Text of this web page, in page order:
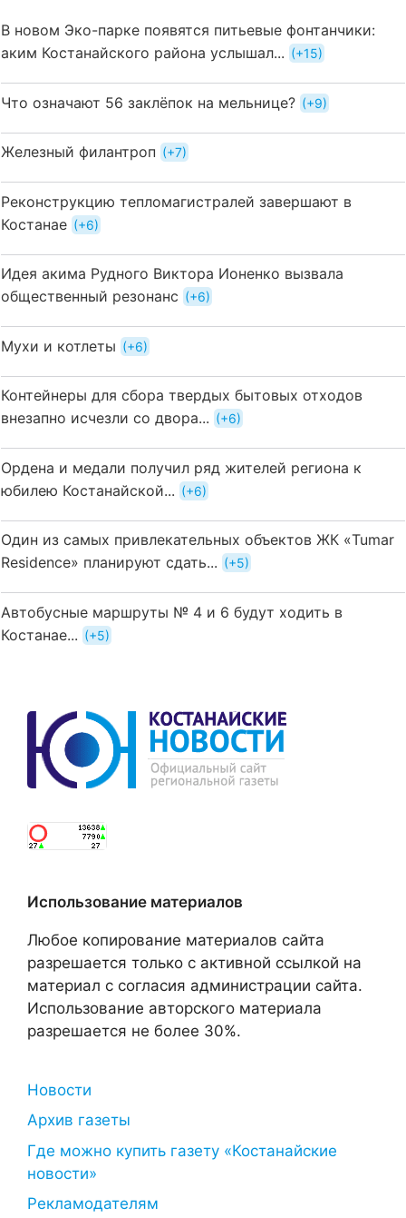
В новом Эко-парке появятся питьевые фонтанчики:
аким Костанайского района услышал...
+15
Что означают 56 заклёпок на мельнице? +9
Железный филантроп +7
Реконструкцию тепломагистралей завершают в
Костанае
+6
Идея акима Рудного Виктора Ионенко вызвала
общественный резонанс
+6
Мухи и котлеты +6
Контейнеры для сбора твердых бытовых отходов
внезапно исчезли со двора...
+6
Ордена и медали получил ряд жителей региона к
юбилею Костанайской...
+6
Один из самых привлекательных объектов ЖК «Tumar
Residence» планируют сдать...
+5
Автобусные маршруты № 4 и 6 будут ходить в
Костанае...
+5
Использование материалов
Любое копирование материалов сайта
разрешается только с активной ссылкой на
материал с согласия администрации сайта.
Использование авторского материала
разрешается не более 30%.
Новости
Архив газеты
Где можно купить газету «Костанайские
новости»
Рекламодателям